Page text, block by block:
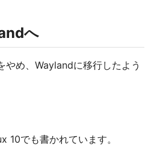
へ
め、Waylandに移行したよう
でも書かれています。